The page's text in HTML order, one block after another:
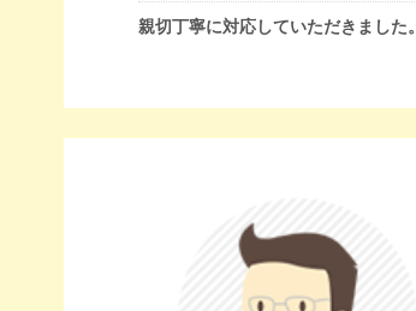
親切丁寧に対応していただきました。